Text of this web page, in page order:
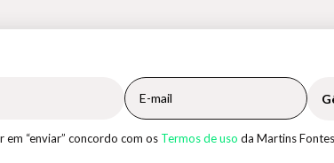
em “enviar” concordo com os Termos de uso da Martins Fontes